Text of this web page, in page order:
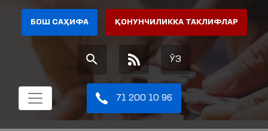
БОШ САҲИФА ҚОНУНЧИЛИККА ТАКЛИФЛАР
ЎЗ
71 200 10 96